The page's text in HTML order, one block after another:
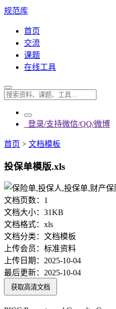
规范库
首页
交流
课题
在线工具
登录/支持微信/QQ/微博
首页 > 文档模板
投保单模版.xls
文档页数： 1
文档大小： 31KB
文档格式： xls
文档分类： 文档模板
上传会员： 标准资料
上传日期： 2025-10-04
最后更新： 2025-10-04
获取高清文档